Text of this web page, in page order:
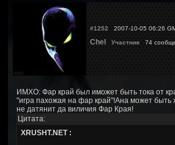
#1252 2007-10-05 06:26
Chel Участник 74
ИМХО: Фар край был иможет быть тока от
"игра пахожая на фар край"!Ана может быть
не датянит да виличия Фар Края!
Цитата:
XRUSHT.NET :